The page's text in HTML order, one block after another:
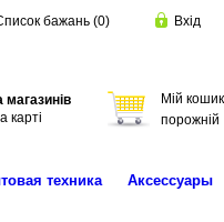
бажань (0) Вхід
карті
Мій кошик
порожній
техника Аксессуары